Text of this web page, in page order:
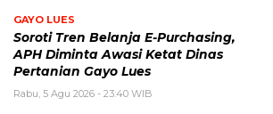
GAYO LUES
Soroti Tren Belanja E-Purchasing,
APH Diminta Awasi Ketat Dinas
Pertanian Gayo Lues
Rabu, 5 Agu 2026 - 23:40 WIB